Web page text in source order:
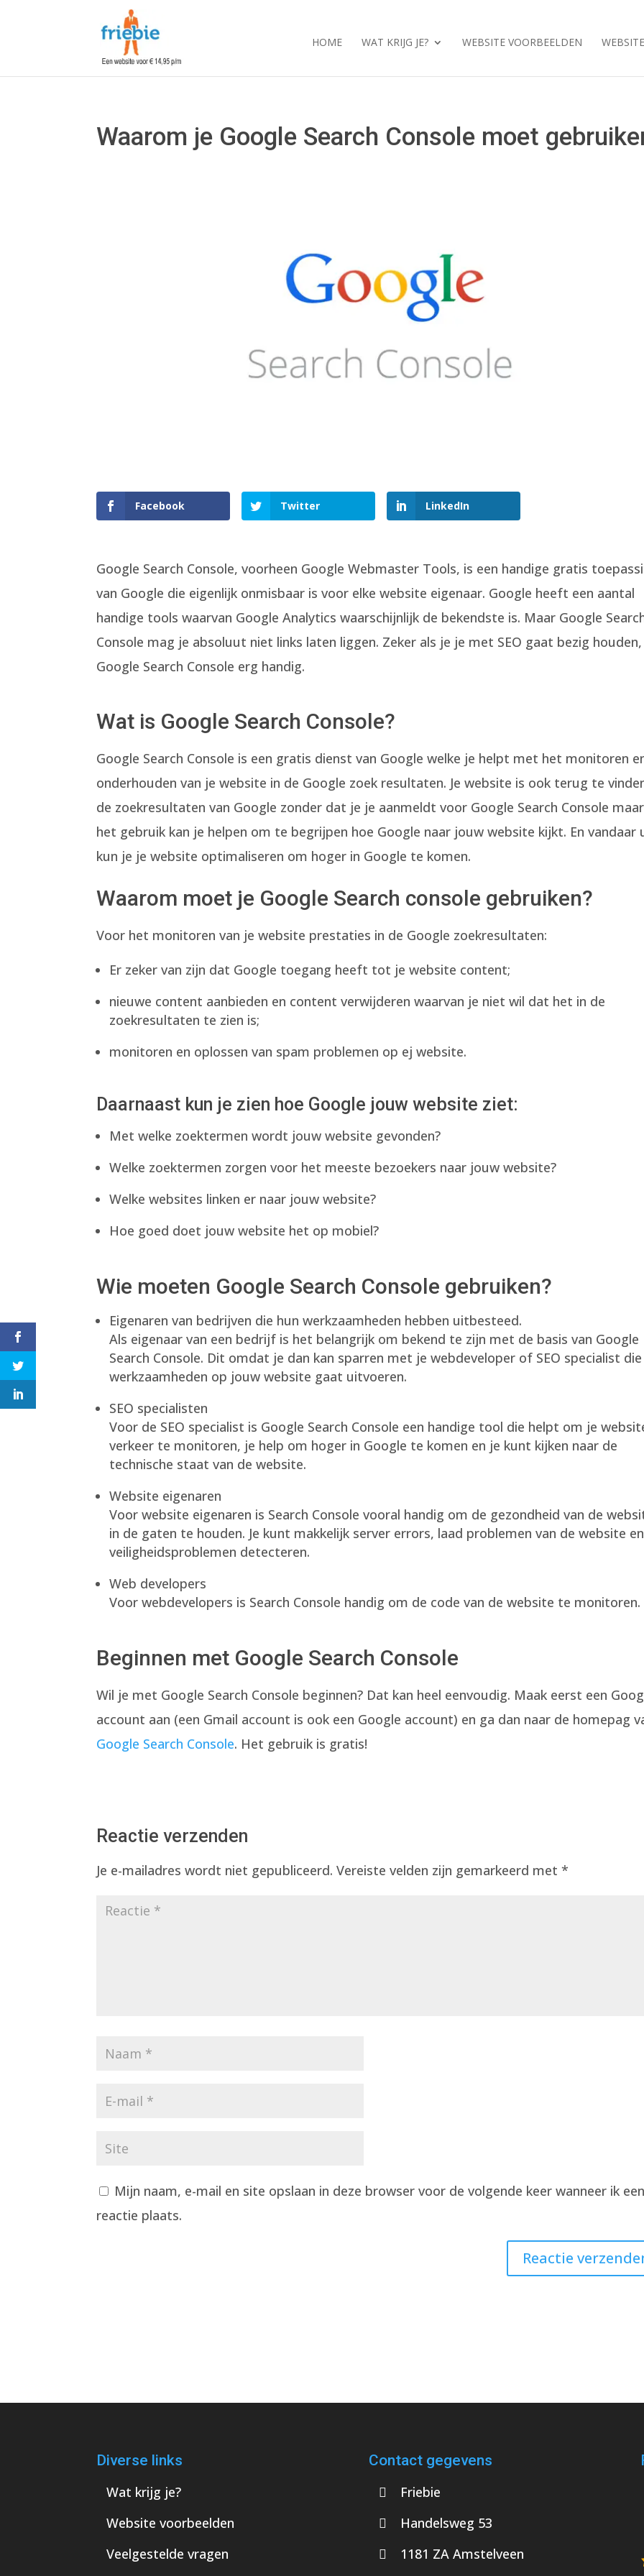
HOME WAT KRIJG JE? WEBSITE VOORBEELDEN
Waarom je Google Search Console moet
Facebook Twitter LinkedIn
Google Search Console, voorheen Google Webmaster Tools, is een handige gratis
van Google die eigenlijk onmisbaar is voor elke website eigenaar. Google heeft een aantal
handige tools waarvan Google Analytics waarschijnlijk de bekendste is. Maar Google
Console mag je absoluut niet links laten liggen. Zeker als je je met SEO gaat bezig houden,
Google Search Console erg handig.
Wat is Google Search Console?
Google Search Console is een gratis dienst van Google welke je helpt met het monitoren
onderhouden van je website in de Google zoek resultaten. Je website is ook terug te
de zoekresultaten van Google zonder dat je je aanmeldt voor Google Search Console maar
het gebruik kan je helpen om te begrijpen hoe Google naar jouw website kijkt. En vandaar
kun je je website optimaliseren om hoger in Google te komen.
Waarom moet je Google Search console gebruiken?
Voor het monitoren van je website prestaties in de Google zoekresultaten:
Er zeker van zijn dat Google toegang heeft tot je website content;
nieuwe content aanbieden en content verwijderen waarvan je niet wil dat het in de
zoekresultaten te zien is;
monitoren en oplossen van spam problemen op ej website.
Daarnaast kun je zien hoe Google jouw website ziet:
Met welke zoektermen wordt jouw website gevonden?
Welke zoektermen zorgen voor het meeste bezoekers naar jouw website?
Welke websites linken er naar jouw website?
Hoe goed doet jouw website het op mobiel?
Wie moeten Google Search Console gebruiken?
Eigenaren van bedrijven die hun werkzaamheden hebben uitbesteed.
Als eigenaar van een bedrijf is het belangrijk om bekend te zijn met de basis van Google
Search Console. Dit omdat je dan kan sparren met je webdeveloper of SEO specialist
werkzaamheden op jouw website gaat uitvoeren.
SEO specialisten
Voor de SEO specialist is Google Search Console een handige tool die helpt om je
verkeer te monitoren, je help om hoger in Google te komen en je kunt kijken naar de
technische staat van de website.
Website eigenaren
Voor website eigenaren is Search Console vooral handig om de gezondheid van de
in de gaten te houden. Je kunt makkelijk server errors, laad problemen van de website en
veiligheidsproblemen detecteren.
Web developers
Voor webdevelopers is Search Console handig om de code van de website te monitoren.
Beginnen met Google Search Console
Wil je met Google Search Console beginnen? Dat kan heel eenvoudig. Maak eerst een
account aan (een Gmail account is ook een Google account) en ga dan naar de homepag
Google Search Console. Het gebruik is gratis!
Reactie verzenden
Je e-mailadres wordt niet gepubliceerd. Vereiste velden zijn gemarkeerd met*
Mijn naam, e-mail en site opslaan in deze browser voor de volgende keer wanneer ik een
reactie plaats.
Diverse links
Wat krijg je?
Website voorbeelden
Veelgestelde vragen
Contact gegevens
Friebie
Handelsweg 53
1181 ZA Amstelveen